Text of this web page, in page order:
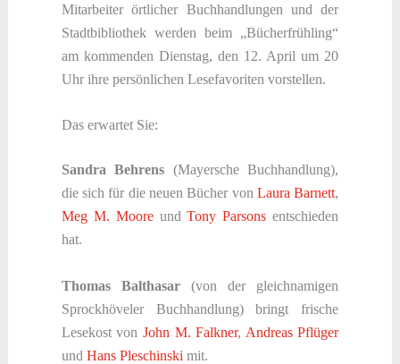
Mitarbeiter örtlicher Buchhandlungen und der
Stadtbibliothek werden beim „Bücherfrühling“
am kommenden Dienstag, den 12. April um 20
Uhr ihre persönlichen Lesefavoriten vorstellen.
Das erwartet Sie:
Sandra Behrens (Mayersche Buchhandlung),
die sich für die neuen Bücher vonLaura Barnett,
Meg M. MooreundTony Parsons entschieden
hat.
Thomas Balthasar(von der gleichnamigen
Sprockhöveler Buchhandlung) bringt frische
Lesekost von John M. Falkner, Andreas Pflüger
und Hans Pleschinski mit.